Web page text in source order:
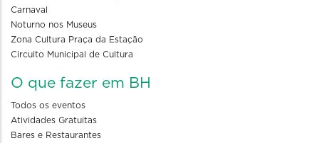
Carnaval
Noturno nos Museus
Zona Cultura Praça da Estação
Circuito Municipal de Cultura
O que fazer em BH
Todos os eventos
Atividades Gratuitas
Bares e Restaurantes